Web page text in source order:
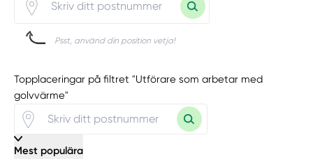
Psst, använd din position vetja!
Topplaceringar på filtret "Utförare som arbetar med
golvvärme"
Mest populära